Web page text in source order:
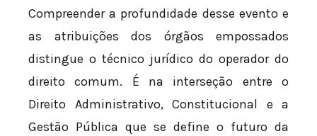
Compreender a profundidade desse evento e
as atribuições dos órgãos empossados
distingue o técnico jurídico do operador do
direito comum. É na interseção entre o
Direito Administrativo, Constitucional e a
Gestão Pública que se define o futuro da